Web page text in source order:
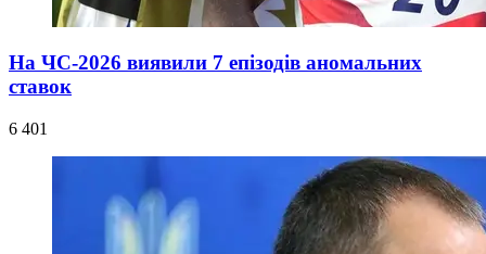
На ЧС-2026 виявили 7 епізодів аномальних
ставок
6 401